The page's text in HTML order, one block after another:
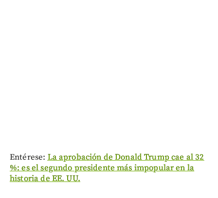
Entérese: La aprobación de Donald Trump cae al 32
%: es el segundo presidente más impopular en la
historia de EE. UU.